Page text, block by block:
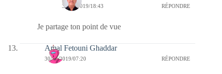
30/12/2019/18:43 RÉPONDRE
Je partage ton point de vue
Amal Fetouni Ghaddar
30/12/2019/07:20 RÉPONDRE